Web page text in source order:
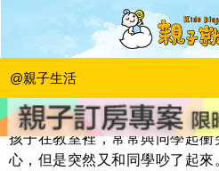
@親子生活
出現攻擊行為的孩子
光光老師 兒童專注力問診室
孩子在教室裡，常常與同學起
心，但是突然又和同學吵了起來